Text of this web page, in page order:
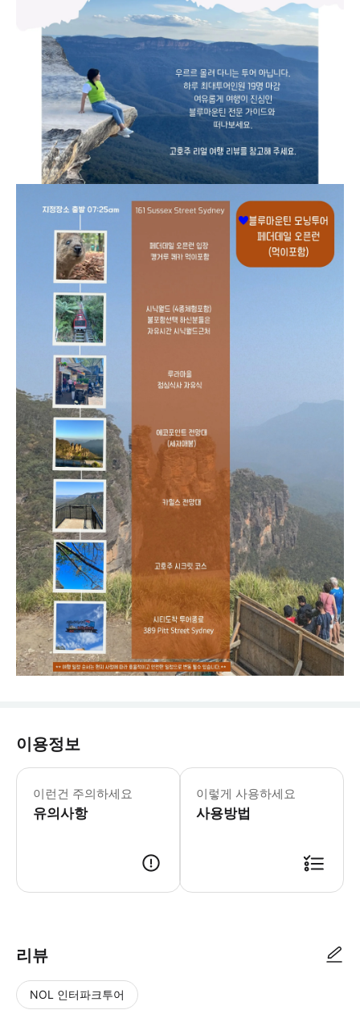
이용정보
이런건 주의하세요
유의사항
❇️ 다시 오고 싶은 시드니 - 해리 가이
이렇게 사용하세요
사용방법
리뷰
NOL 인터파크투어